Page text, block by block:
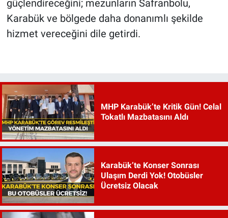
güçlendireceğini; mezunların Safranbolu,
Karabük ve bölgede daha donanımlı şekilde
hizmet vereceğini dile getirdi.
MHP Karabük’te Kritik Gün! Celal
Tokatlı Mazbatasını Aldı
Karabük’te Konser Sonrası
Ulaşım Derdi Yok! Otobüsler
Ücretsiz Olacak